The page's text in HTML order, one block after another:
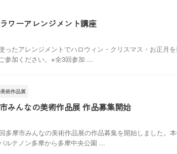
ラワーアレンジメント講座
ったアレンジメントでハロウィン・クリスマス・お正月
参加ください。※全3回参加 ...
術作品展
みんなの美術作品展 作品募集開始
多摩市みんなの美術作品展の作品募集を開始しました。
ルテノン多摩から多摩中央公園 ...